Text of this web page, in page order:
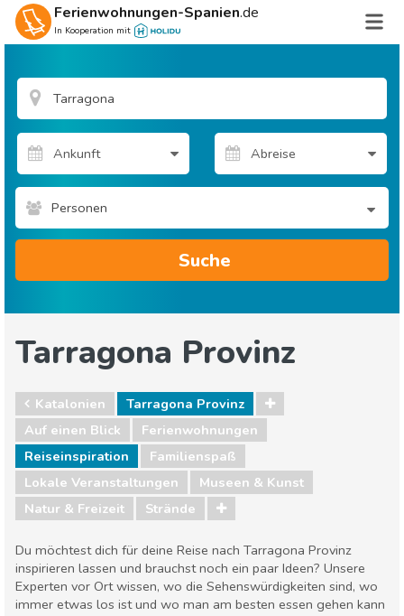
Ferienwohnungen-Spanien.de
In Kooperation mit
Personen
Suche
Tarragona Provinz
Katalonien
Tarragona Provinz
Auf einen Blick
Ferienwohnungen
Reiseinspiration
Familienspaß
Lokale Veranstaltungen
Museen & Kunst
Natur & Freizeit
Strände
Du möchtest dich für deine Reise nach Tarragona Provinz
inspirieren lassen und brauchst noch ein paar Ideen? Unsere
Experten vor Ort wissen, wo die Sehenswürdigkeiten sind, wo
immer etwas los ist und wo man am besten essen gehen kann